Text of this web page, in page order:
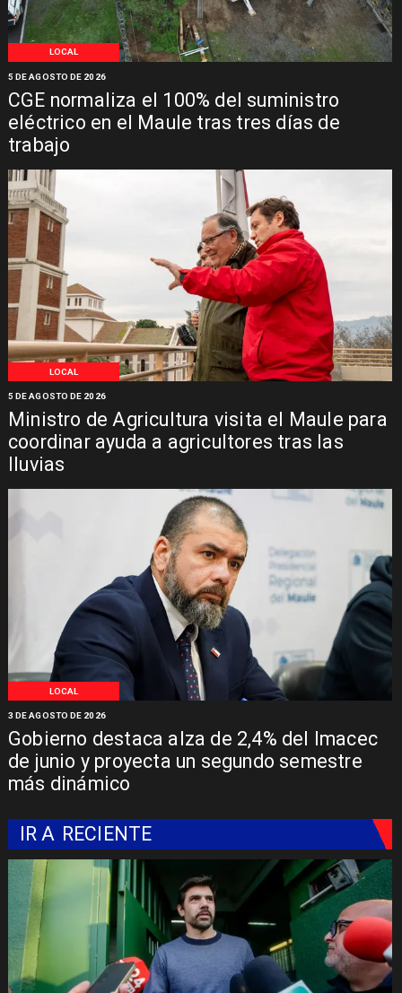
LOCAL
CGE normaliza el 100% del suministro
eléctrico en el Maule tras tres días de
trabajo
5 DE AGOSTO DE 2026
LOCAL
Ministro de Agricultura visita el Maule para
coordinar ayuda a agricultores tras las
lluvias
5 DE AGOSTO DE 2026
LOCAL
Gobierno destaca alza de 2,4% del Imacec
de junio y proyecta un segundo semestre
más dinámico
3 DE AGOSTO DE 2026
IR A RECIENTE